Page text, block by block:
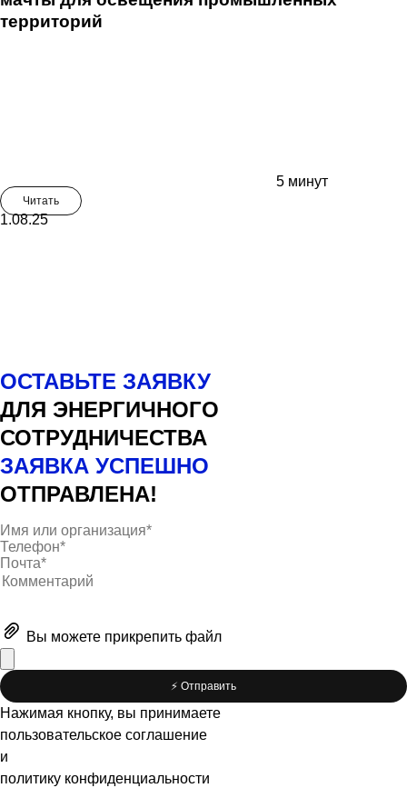
территорий
5 минут
Читать
1.08.25
ОСТАВЬТЕ ЗАЯВКУ
ДЛЯ ЭНЕРГИЧНОГО
СОТРУДНИЧЕСТВА
ЗАЯВКА УСПЕШНО
ОТПРАВЛЕНА!
Вы можете прикрепить файл
⚡️ Отправить
Нажимая кнопку, вы принимаете
пользовательское соглашение
и
политику конфиденциальности